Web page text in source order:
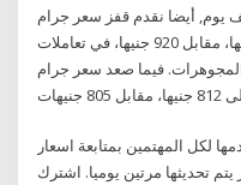
يوم, أيضا نقدم قفز سعر جرام
الذهب عيار 24 في مصر إلى 928 جنيها، مقابل 920 جنيها، في تعاملات
فيما صعد سعر جرام
لكل المهتمين بمتابعة اسعار
يتم تحديثها مرتين يوميا. اشترك